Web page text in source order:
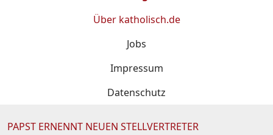
Über katholisch.de
Jobs
Impressum
Datenschutz
PAPST ERNENNT NEUEN STELLVERTRETER